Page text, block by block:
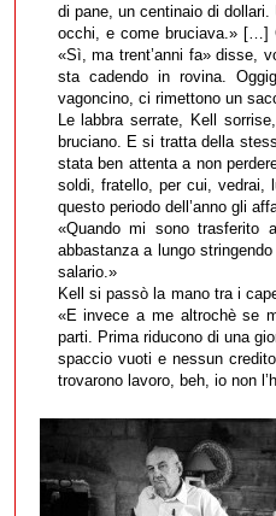
di pane, un centinaio di
occhi, e come bruciava.» […]
«Sì, ma trent’anni fa» disse,
sta cadendo in rovina.
vagoncino, ci rimettono un
Le labbra serrate, Kell
bruciano. E si tratta della
stata ben attenta a non
soldi, fratello, per cui, vedrai,
questo periodo dell’anno gli
«Quando mi sono trasferito
abbastanza a lungo
salario.»
Kell si passò la mano tra i
«E invece a me altrochè se
parti. Prima riducono di una
spaccio vuoti e nessun
trovarono lavoro, beh, io non